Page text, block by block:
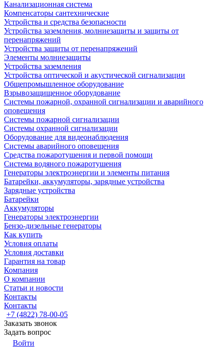
Канализационная система
Компенсаторы сантехнические
Устройства и средства безопасности
Устройства заземления, молниезащиты и защиты от
перенапряжений
Устройства защиты от перенапряжений
Элементы молниезащиты
Устройства заземления
Устройства оптической и акустической сигнализации
Общепромышленное оборудование
Взрывозащищенное оборудование
Системы пожарной, охранной сигнализации и аварийного
оповещения
Системы пожарной сигнализации
Системы охранной сигнализации
Оборудование для видеонаблюдения
Системы аварийного оповещения
Средства пожаротушения и первой помощи
Система водяного пожаротушения
Генераторы электроэнергии и элементы питания
Батарейки, аккумуляторы, зарядные устройства
Зарядные устройства
Батарейки
Аккумуляторы
Генераторы электроэнергии
Бензо-дизельные генераторы
Как купить
Условия оплаты
Условия доставки
Гарантия на товар
Компания
О компании
Статьи и новости
Контакты
Контакты
+7 (4822) 78-00-05
Заказать звонок
Задать вопрос
Войти